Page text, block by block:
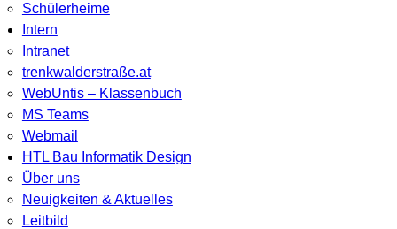
Schülerheime
Intern
Intranet
trenkwalderstraße.at
WebUntis – Klassenbuch
MS Teams
Webmail
HTL Bau Informatik Design
Über uns
Neuigkeiten & Aktuelles
Leitbild